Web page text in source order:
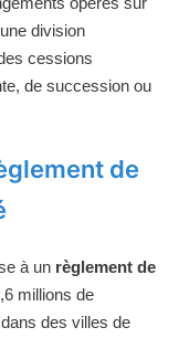
division
cessions
de succession ou
de
à un règlement de
millions de
des villes de